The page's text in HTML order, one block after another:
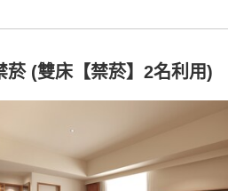
菸 (雙床【禁菸】2名利用)